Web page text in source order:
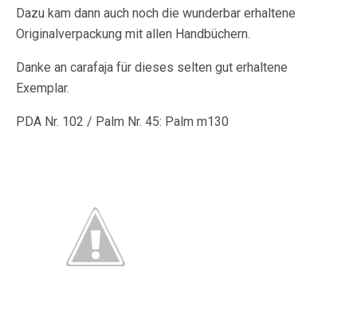
Dazu kam dann auch noch die wunderbar erhaltene
Originalverpackung mit allen Handbüchern.
Danke an carafaja für dieses selten gut erhaltene
Exemplar.
PDA Nr. 102 / Palm Nr. 45: Palm m130